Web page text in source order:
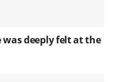
was deeply felt at the